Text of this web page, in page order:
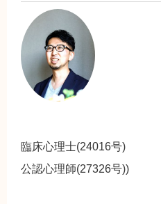
臨床心理士(24016号)
公認心理師(27326号))